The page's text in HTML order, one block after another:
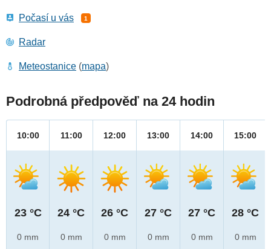
Počasí u vás 1
Radar
Meteostanice (mapa)
Podrobná předpověď na 24 hodin
10:00
23 °C
0 mm
11:00
24 °C
0 mm
12:00
26 °C
0 mm
13:00
27 °C
0 mm
14:00
27 °C
0 mm
15:00
28 °C
0 mm